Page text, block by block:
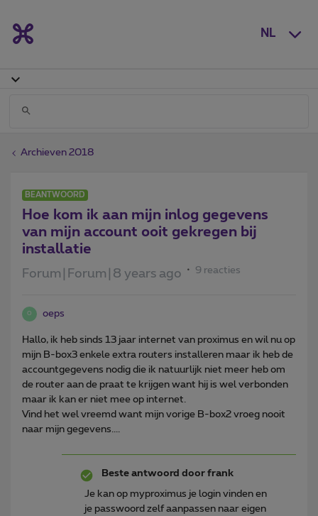
NL
Archieven 2018
BEANTWOORD
Hoe kom ik aan mijn inlog gegevens
van mijn account ooit gekregen bij
installatie
Forum|Forum|8 years ago 9 reacties
O oeps
Hallo, ik heb sinds 13 jaar internet van proximus en wil nu op
mijn B-box3 enkele extra routers installeren maar ik heb de
accountgegevens nodig die ik natuurlijk niet meer heb om
de router aan de praat te krijgen want hij is wel verbonden
maar ik kan er niet mee op internet.
Vind het wel vreemd want mijn vorige B-box2 vroeg nooit
naar mijn gegevens....
Beste antwoord door frank
Je kan op myproximus je login vinden en
je passwoord zelf aanpassen naar eigen